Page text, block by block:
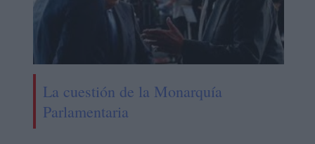
La cuestión de la Monarquía
Parlamentaria